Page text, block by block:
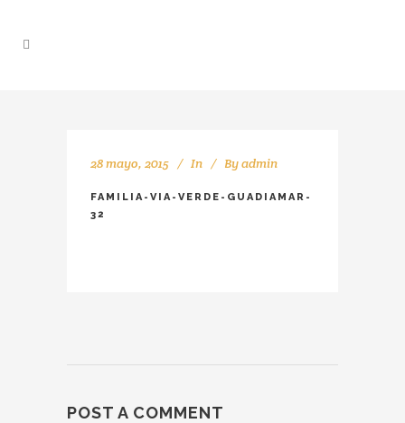
28 mayo, 2015 In Byadmin
FAMILIA-VIA-VERDE-GUADIAMAR-
32
POST A COMMENT